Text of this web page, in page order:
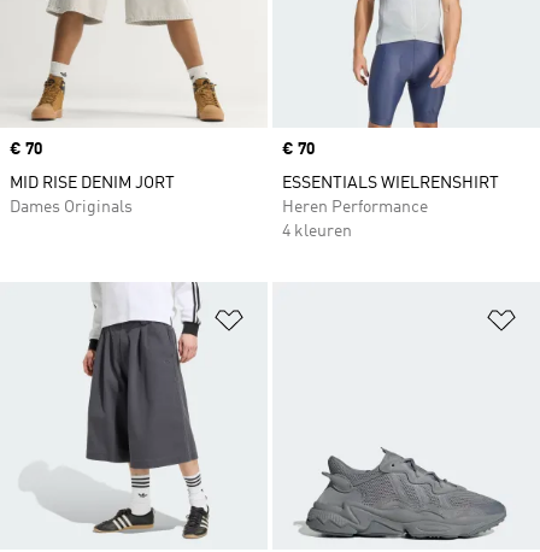
Price
€ 70
MID RISE DENIM JORT
Dames Originals
Price
€ 70
ESSENTIALS WIELRENSHIRT
Heren Performance
4 kleuren